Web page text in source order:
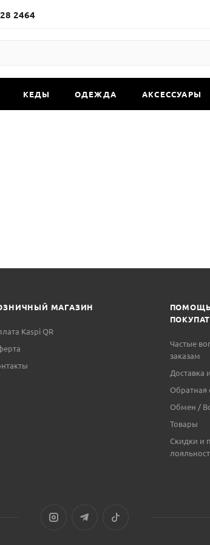
2464
КЕДЫ ОДЕЖДА АКСЕССУАРЫ
МАГАЗИН
Kaspi QR
ПОМОЩЬ
Частые
заказам
Доставка
Обратная
Обмен /
Товары
Скидки и